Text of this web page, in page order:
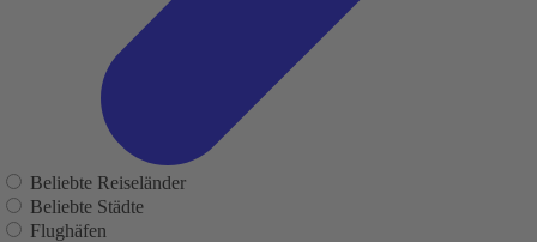
Beliebte Reiseländer
Beliebte Städte
Flughäfen